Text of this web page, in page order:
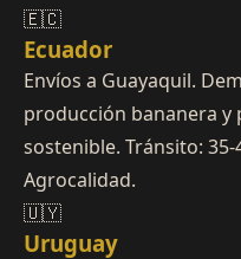
🇪🇨
Ecuador
Envíos a Guayaquil.
producción bananera
sostenible. Tránsito:
Agrocalidad.
🇺🇾
Uruguay